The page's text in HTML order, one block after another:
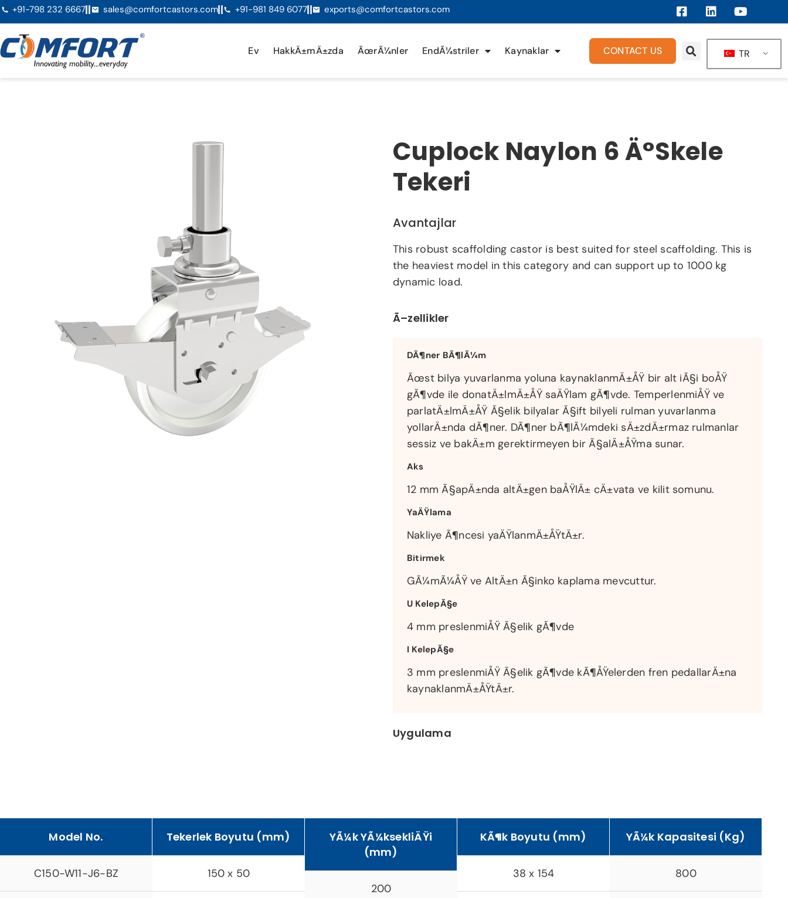
+91-798 232 6667 sales@comfortcastors.com +91-981 849 6077 exports@comfortcastors.com
Ev HakkÄ±mÄ±zda ÃœrÃ¼nler EndÃ¼striler Kaynaklar CONTACT US TR
Cuplock Naylon 6 Ä°skele
Tekeri
Avantajlar
This robust scaffolding castor is best suited for steel scaffolding. This is
the heaviest model in this category and can support up to 1000 kg
dynamic load.
Ã–zellikler
DÃ¶ner BÃ¶lÃ¼m
Ãœst bilya yuvarlanma yoluna kaynaklanmÄ±ÅŸ bir alt iÃ§i boÅŸ
gÃ¶vde ile donatÄ±lmÄ±ÅŸ saÄŸlam gÃ¶vde. TemperlenmiÅŸ ve
parlatÄ±lmÄ±ÅŸ Ã§elik bilyalar Ã§ift bilyeli rulman yuvarlanma
yollarÄ±nda dÃ¶ner. DÃ¶ner bÃ¶lÃ¼mdeki sÄ±zdÄ±rmaz rulmanlar
sessiz ve bakÄ±m gerektirmeyen bir Ã§alÄ±ÅŸma sunar.
Aks
12 mm Ã§apÄ±nda altÄ±gen baÅŸlÄ± cÄ±vata ve kilit somunu.
YaÄŸlama
Nakliye Ã¶ncesi yaÄŸlanmÄ±ÅŸtÄ±r.
Bitirmek
GÃ¼mÃ¼ÅŸ ve AltÄ±n Ã§inko kaplama mevcuttur.
U KelepÃ§e
4 mm preslenmiÅŸ Ã§elik gÃ¶vde
I KelepÃ§e
3 mm preslenmiÅŸ Ã§elik gÃ¶vde kÃ¶ÅŸelerden fren pedallarÄ±na
kaynaklanmÄ±ÅŸtÄ±r.
Uygulama
Model No.
C150-W11-J6-BZ
Tekerlek Boyutu (mm)
150 x 50
YÃ¼k YÃ¼ksekliÄŸi
(mm)
200
KÃ¶k Boyutu (mm)
38 x 154
YÃ¼k Kapasitesi (Kg)
800